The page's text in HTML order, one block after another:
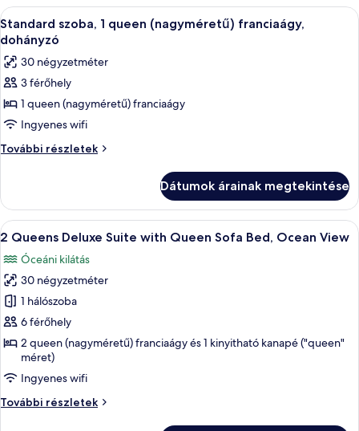
A
következő
szoba
összes
képének
megtekintése:
Standard
szoba,
(nagyméretű)
franciaágy,
dohányzó
Egy szállodai szoba, amelyben
5
Standard szoba, 1 queen (nagyméretű) franciaágy,
dohányzó
30 négyzetméter
3 férőhely
1 queen (nagyméretű) franciaágy
Ingyenes wifi
További részletek
Standard
(nagyméretű)
franciaágy,
dohányzó
részletei
Dátumok árainak megtekintése
A
következő
szoba
összes
képének
megtekintése:
2
Queens
Deluxe
Suite
with
Egy szállodai szoba két ággyal,
12
2 Queens Deluxe Suite with Queen Sofa Bed, Ocean View
Óceáni kilátás
30 négyzetméter
1 hálószoba
6 férőhely
2 queen (nagyméretű) franciaágy és 1 kinyitható kanapé ("queen"
méret)
Ingyenes wifi
További részletek
2